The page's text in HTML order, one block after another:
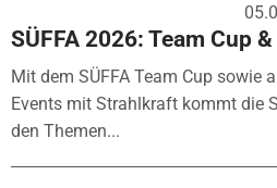
SÜFFA 2026: Team Cup
Mit dem SÜFFA Team Cup sowie
Events mit Strahlkraft kommt die
den Themen...